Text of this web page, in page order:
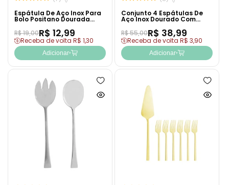
Espátula De Aço Inox Para
Bolo Positano Dourada
R$ 19,00R$ 12,99
Receba de volta R$ 1,30
Adicionar
Conjunto 4 Espátulas De
Aço Inox Dourado Com
Cabo De Cerâmica Preto -
Wolff
R$ 55,00R$ 38,99
Receba de volta R$ 3,90
Adicionar
Adicionar
à
lista
Ver
à
lista
Ver